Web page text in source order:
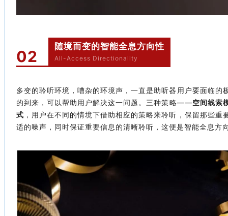
02
随境而变的智能全息方向性
All-Access Directionality
多变的聆听环境，嘈杂的环境声，一直是助听器用户要面临的
的到来，可以帮助用户解决这一问题。三种策略——空间线索
式 ，用户在不同的情境下借助相应的策略来聆听，保留那些
适的噪声，同时保证重要信息的清晰聆听，这便是智能全息方